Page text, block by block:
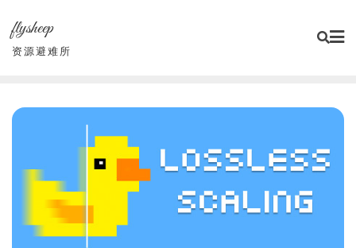
content
flysheep
资源避难所